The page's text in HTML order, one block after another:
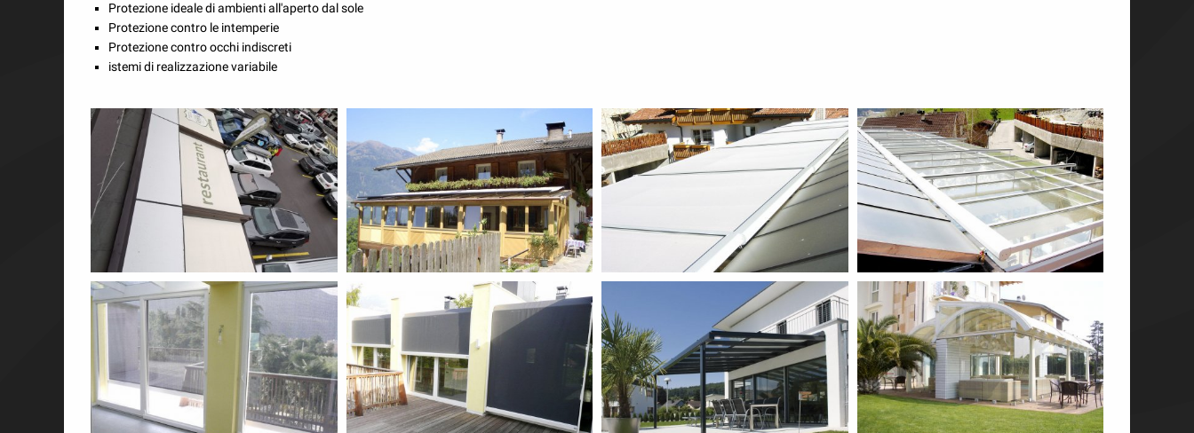
Protezione ideale di ambienti all'aperto dal sole
Protezione contro le intemperie
Protezione contro occhi indiscreti
istemi di realizzazione variabile
Avvolgibili
Tende solari Tende alla veneziana
SunSystem › Protezione solare › Para sole e vento